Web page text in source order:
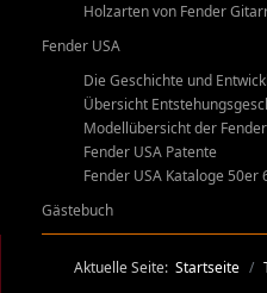
Holzarten von Fender
Fender USA
Die Geschichte und
Übersicht
Modellübersicht der
Fender USA Patente
Fender USA Kataloge 50er
Gästebuch
Aktuelle Seite: Startseite